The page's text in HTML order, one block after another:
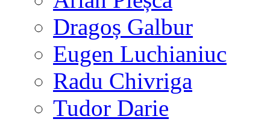
Dragoș Galbur
Eugen Luchianiuc
Radu Chivriga
Tudor Darie